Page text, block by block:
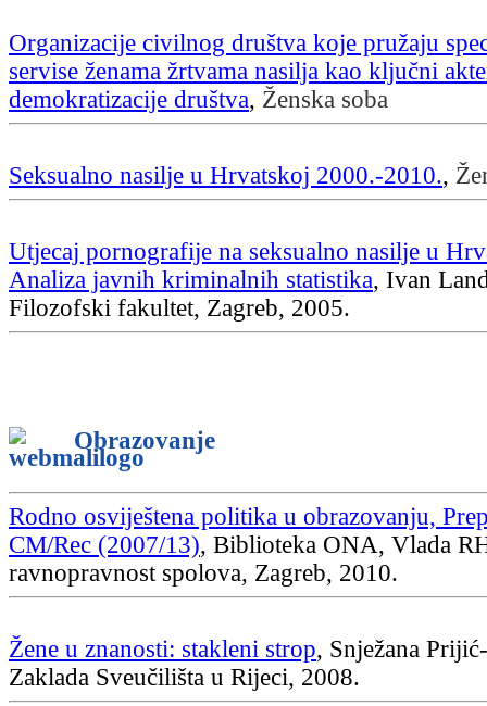
Organizacije civilnog društva koje pružaju
servise ženama žrtvama nasilja kao ključni
demokratizacije društva, Ženska soba
Seksualno nasilje u Hrvatskoj 2000.-2010.,
Utjecaj pornografije na seksualno nasilje u
Analiza javnih kriminalnih statistika, Ivan
Filozofski fakultet, Zagreb, 2005.
Obrazovanje
Rodno osviještena politika u obrazovanju,
CM/Rec (2007/13), Biblioteka ONA, Vlada
ravnopravnost spolova, Zagreb, 2010.
Žene u znanosti: stakleni strop, Snježana
Zaklada Sveučilišta u Rijeci, 2008.